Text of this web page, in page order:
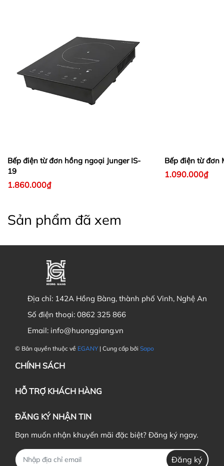
Bếp điện từ đơn hồng ngoại Junger IS-
19
1.860.000₫
Bếp điện từ đơn
1.090.000₫
Sản phẩm đã xem
Địa chỉ: 142A Hồng Bàng, thành phố Vinh, Nghệ An
Số điện thoại: 0862 325 866
Email: info@huonggiang.vn
© Bản quyền thuộc về EGANY | Cung cấp bởi Sapo
CHÍNH SÁCH
HỖ TRỢ KHÁCH HÀNG
ĐĂNG KÝ NHẬN TIN
Bạn muốn nhận khuyến mãi đặc biệt? Đăng ký ngay.
Đăng ký